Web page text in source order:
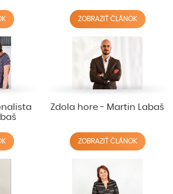
ZOBRAZIŤ ČLÁNOK
Zdola hore - Martin Labaš
ZOBRAZIŤ ČLÁNOK